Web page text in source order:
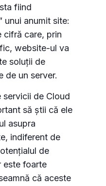
fiind
unui anumit site:
cifră care, prin
website-ul va
soluții de
de un server.
servicii de Cloud
să știi că ele
asupra
indiferent de
de
este foarte
că aceste